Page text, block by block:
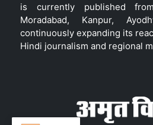
is currently published
Moradabad, Kanpur,
continuously expanding its
Hindi journalism and regional